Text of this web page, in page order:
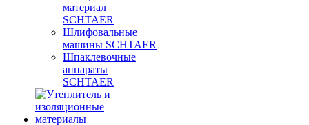
материал
SCHTAER
Шлифовальные
машины SCHTAER
Шпаклевочные
аппараты
SCHTAER